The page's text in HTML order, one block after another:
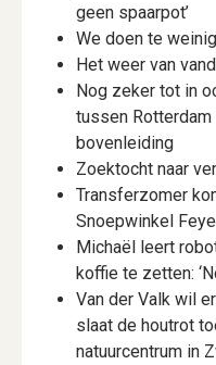
geen spaarpot’
We doen te
Het weer van
Nog zeker tot in
tussen
bovenleiding
Zoektocht naar
Transferzomer
Snoepwinkel
Michaël leert
koffie te zetten:
Van der Valk wil
slaat de houtrot
natuurcentrum in